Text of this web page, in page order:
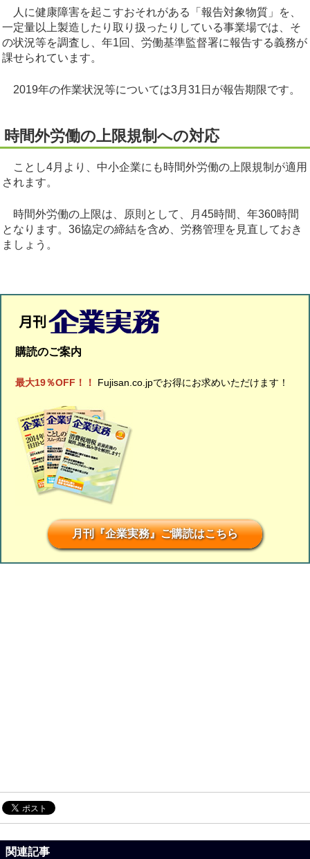
人に健康障害を起こすおそれがある「報告対象物質」を、
一定量以上製造したり取り扱ったりしている事業場では、そ
の状況等を調査し、年1回、労働基準監督署に報告する義務が
課せられています。
2019年の作業状況等については3月31日が報告期限です。
時間外労働の上限規制への対応
ことし4月より、中小企業にも時間外労働の上限規制が適用
されます。
時間外労働の上限は、原則として、月45時間、年360時間
となります。36協定の締結を含め、労務管理を見直しておき
ましょう。
購読のご案内
最大19％OFF！！ Fujisan.co.jpでお得にお求めいただけます！
月刊『企業実務』ご購読はこちら
関連記事